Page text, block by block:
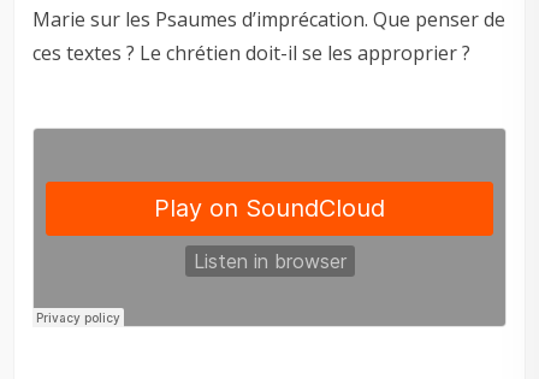
Marie sur les Psaumes d’imprécation. Que penser de
ces textes ? Le chrétien doit-il se les approprier ?